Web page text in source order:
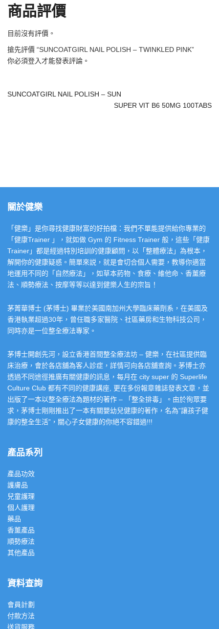
商品評價
目前沒有評價。
搶先評價 “SUNCOATGIRL NAIL POLISH – TWINKLED PINK”
你必須登入 才能發表評論。
SUNCOATGIRL NAIL POLISH – SUN
SUPER VIT B6 50MG 100TABS
關於健樂
「健樂」是你尋找健康財富的好拍檔：我們不單能提供給你專業的
「健康Trainer 」，就如做 Gym 的 Fitness Trainer 般，這些「健康
Trainer」都是經過特別培訓的健康顧問，以「整體療法」為根本，
解開你的健康疑惑。簡單來説，就是會切合個人需要，教導你適當
地運用不同的「自然療法」，如草本葯物、食療、維他命、香薰療
法、順勢療法、按摩等等以達到健樂人生的宗旨！
茅菁華博士 (茅博士) 畢業於美國南加州大學臨床藥劑系，在美國及
香港執業超過30年，曾任職多家醫院、社區藥房和生物科技公司，
同時亦是一位整全療法專家。
茅博士開創先河，設立香港首間整全療法坊 – 健樂，在社區提供臨
床治療，會於各店舖為客人診症，詳情可向各店舖查詢。茅博士亦
透過不同途徑推廣有關健康的訊息，每月在 city super 的 Superlife
Culture Club 都有不同的健康講座, 更在多份報章雜誌發表文章，並
出版了一本以整全療法為題材的著作 – 「整全排毒」。由於徇眾要
求，茅博士剛剛推出了一本有關嬰幼兒健康的著作，名為”讓孩子健
康的整全生活”，關心子女健康的你絕不容錯過!!!
產品系列
產品功效
護膚品
兒童護理
個人護理
藥品
香薰產品
順勢療法
其他產品
資料查詢
會員計劃
付款方法
送貨服務